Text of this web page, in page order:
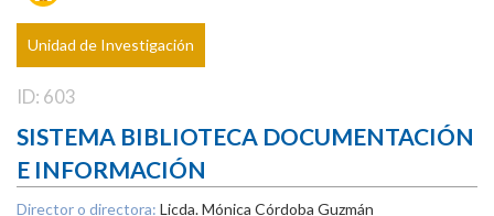
Unidad de Investigación
ID: 603
SISTEMA BIBLIOTECA DOCUMENTACIÓN
E INFORMACIÓN
Director o directora: Licda. Mónica Córdoba Guzmán